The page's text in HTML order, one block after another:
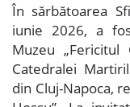
În sărbătoarea
iunie 2026, a
Muzeu „Fericitul
Catedralei
din Cluj-Napoca,